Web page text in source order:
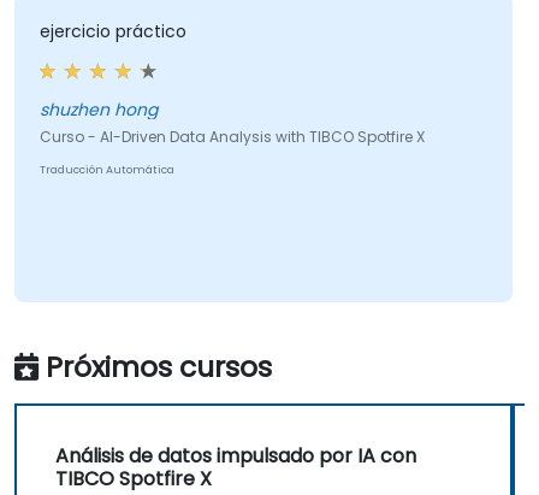
ejercicio práctico
shuzhen hong
Curso - AI-Driven Data Analysis with TIBCO Spotfire X
Traducción Automática
Próximos cursos
Análisis de datos impulsado por IA con
TIBCO Spotfire X